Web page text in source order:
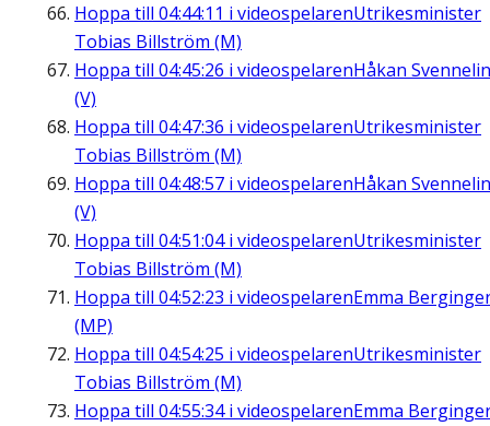
Hoppa till 04:44:11 i videospelarenUtrikesminister
Tobias Billström (M)
Hoppa till 04:45:26 i videospelarenHåkan
(V)
Hoppa till 04:47:36 i videospelarenUtrikesminister
Tobias Billström (M)
Hoppa till 04:48:57 i videospelarenHåkan
(V)
Hoppa till 04:51:04i videospelarenUtrikesminister
Tobias Billström (M)
Hoppa till 04:52:23 i videospelarenEmma
(MP)
Hoppa till 04:54:25 i videospelarenUtrikesminister
Tobias Billström (M)
Hoppa till 04:55:34i videospelarenEmma